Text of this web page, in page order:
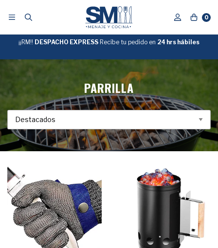
0
GRATIS
SOBRE
¡¡RM!! DESPACHO EXPRESS Recíbe tu pedido en 24 hrs hábiles
PARRILLA
Ordenar por